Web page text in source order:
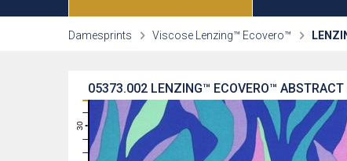
Damesprints Viscose Lenzing™ Ecovero™
LENZING™ ECOVERO™
05373.002
28
29
30